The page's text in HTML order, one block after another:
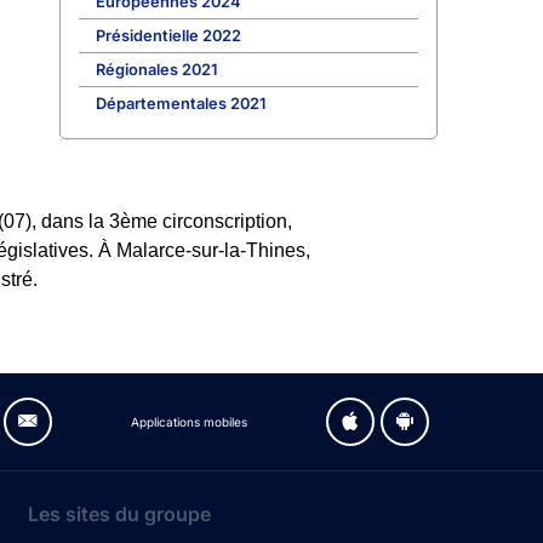
Présidentielle 2022
Régionales 2021
Départementales 2021
dans la 3ème circonscription,
À Malarce-sur-la-Thines,
Applications mobiles
Les sites du groupe